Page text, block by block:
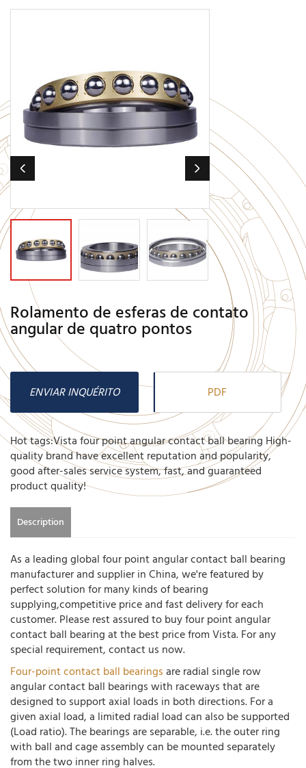
Rolamento de esferas de contato
angular de quatro pontos
ENVIAR INQUÉRITO PDF
Hot tags:Vista four point angular contact ball bearing High-
quality brand have excellent reputation and popularity,
good after-sales service system, fast, and guaranteed
product quality!
Description
As a leading global four point angular contact ball bearing
manufacturer and supplier in China, we're featured by
perfect solution for many kinds of bearing
supplying,competitive price and fast delivery for each
customer. Please rest assured to buy four point angular
contact ball bearing at the best price from Vista. For any
special requirement, contact us now.
Four-point contact ball bearingsare radial single row
angular contact ball bearings with raceways that are
designed to support axial loads in both directions. For a
given axial load, a limited radial load can also be supported
(Load ratio). The bearings are separable, i.e. the outer ring
with ball and cage assembly can be mounted separately
from the two inner ring halves.